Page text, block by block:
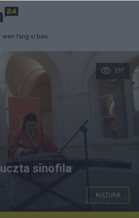
wen fang si bao
297
sinofila
KULTURA